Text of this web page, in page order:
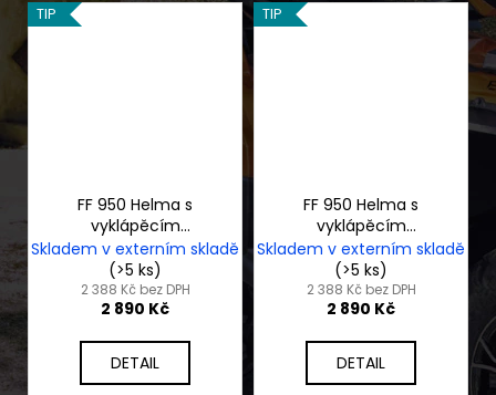
TIP
FF 950 Helma s
vyklápěcím
integrálem
černozelená reflex
Skladem v externím skladě
(>5 ks)
2 388 Kč bez DPH
2 890 Kč
DETAIL
TIP
FF 950 Helma s
vyklápěcím
integrálem
černostříbrná
Skladem v externím skladě
(>5 ks)
2 388 Kč bez DPH
2 890 Kč
DETAIL